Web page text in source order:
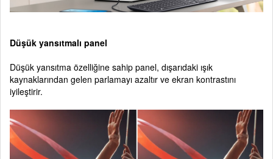
Düşük yansıtmalı panel
Düşük yansıtma özelliğine sahip panel, dışarıdaki ışık
kaynaklarından gelen parlamayı azaltır ve ekran kontrastını
iyileştirir.